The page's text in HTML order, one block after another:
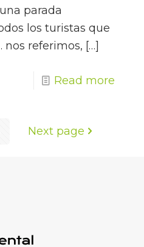
parada
los turistas que
nos referimos, […]
Read more
Next page